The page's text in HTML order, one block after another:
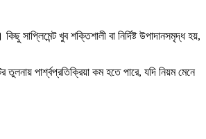
সাপ্লিমেন্ট খুব শক্তিশালী বা নির্দিষ্ট উপাদানসমৃদ্ধ হয়,
পার্শ্বপ্রতিক্রিয়া কম হতে পারে, যদি নিয়ম মেনে